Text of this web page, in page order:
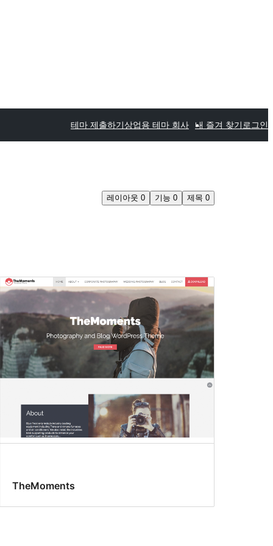
테마 제출하기상업용 테마 회사 내 즐겨 찾기 로그인
레이아웃 0 기능 0 제목 0
TheMoments